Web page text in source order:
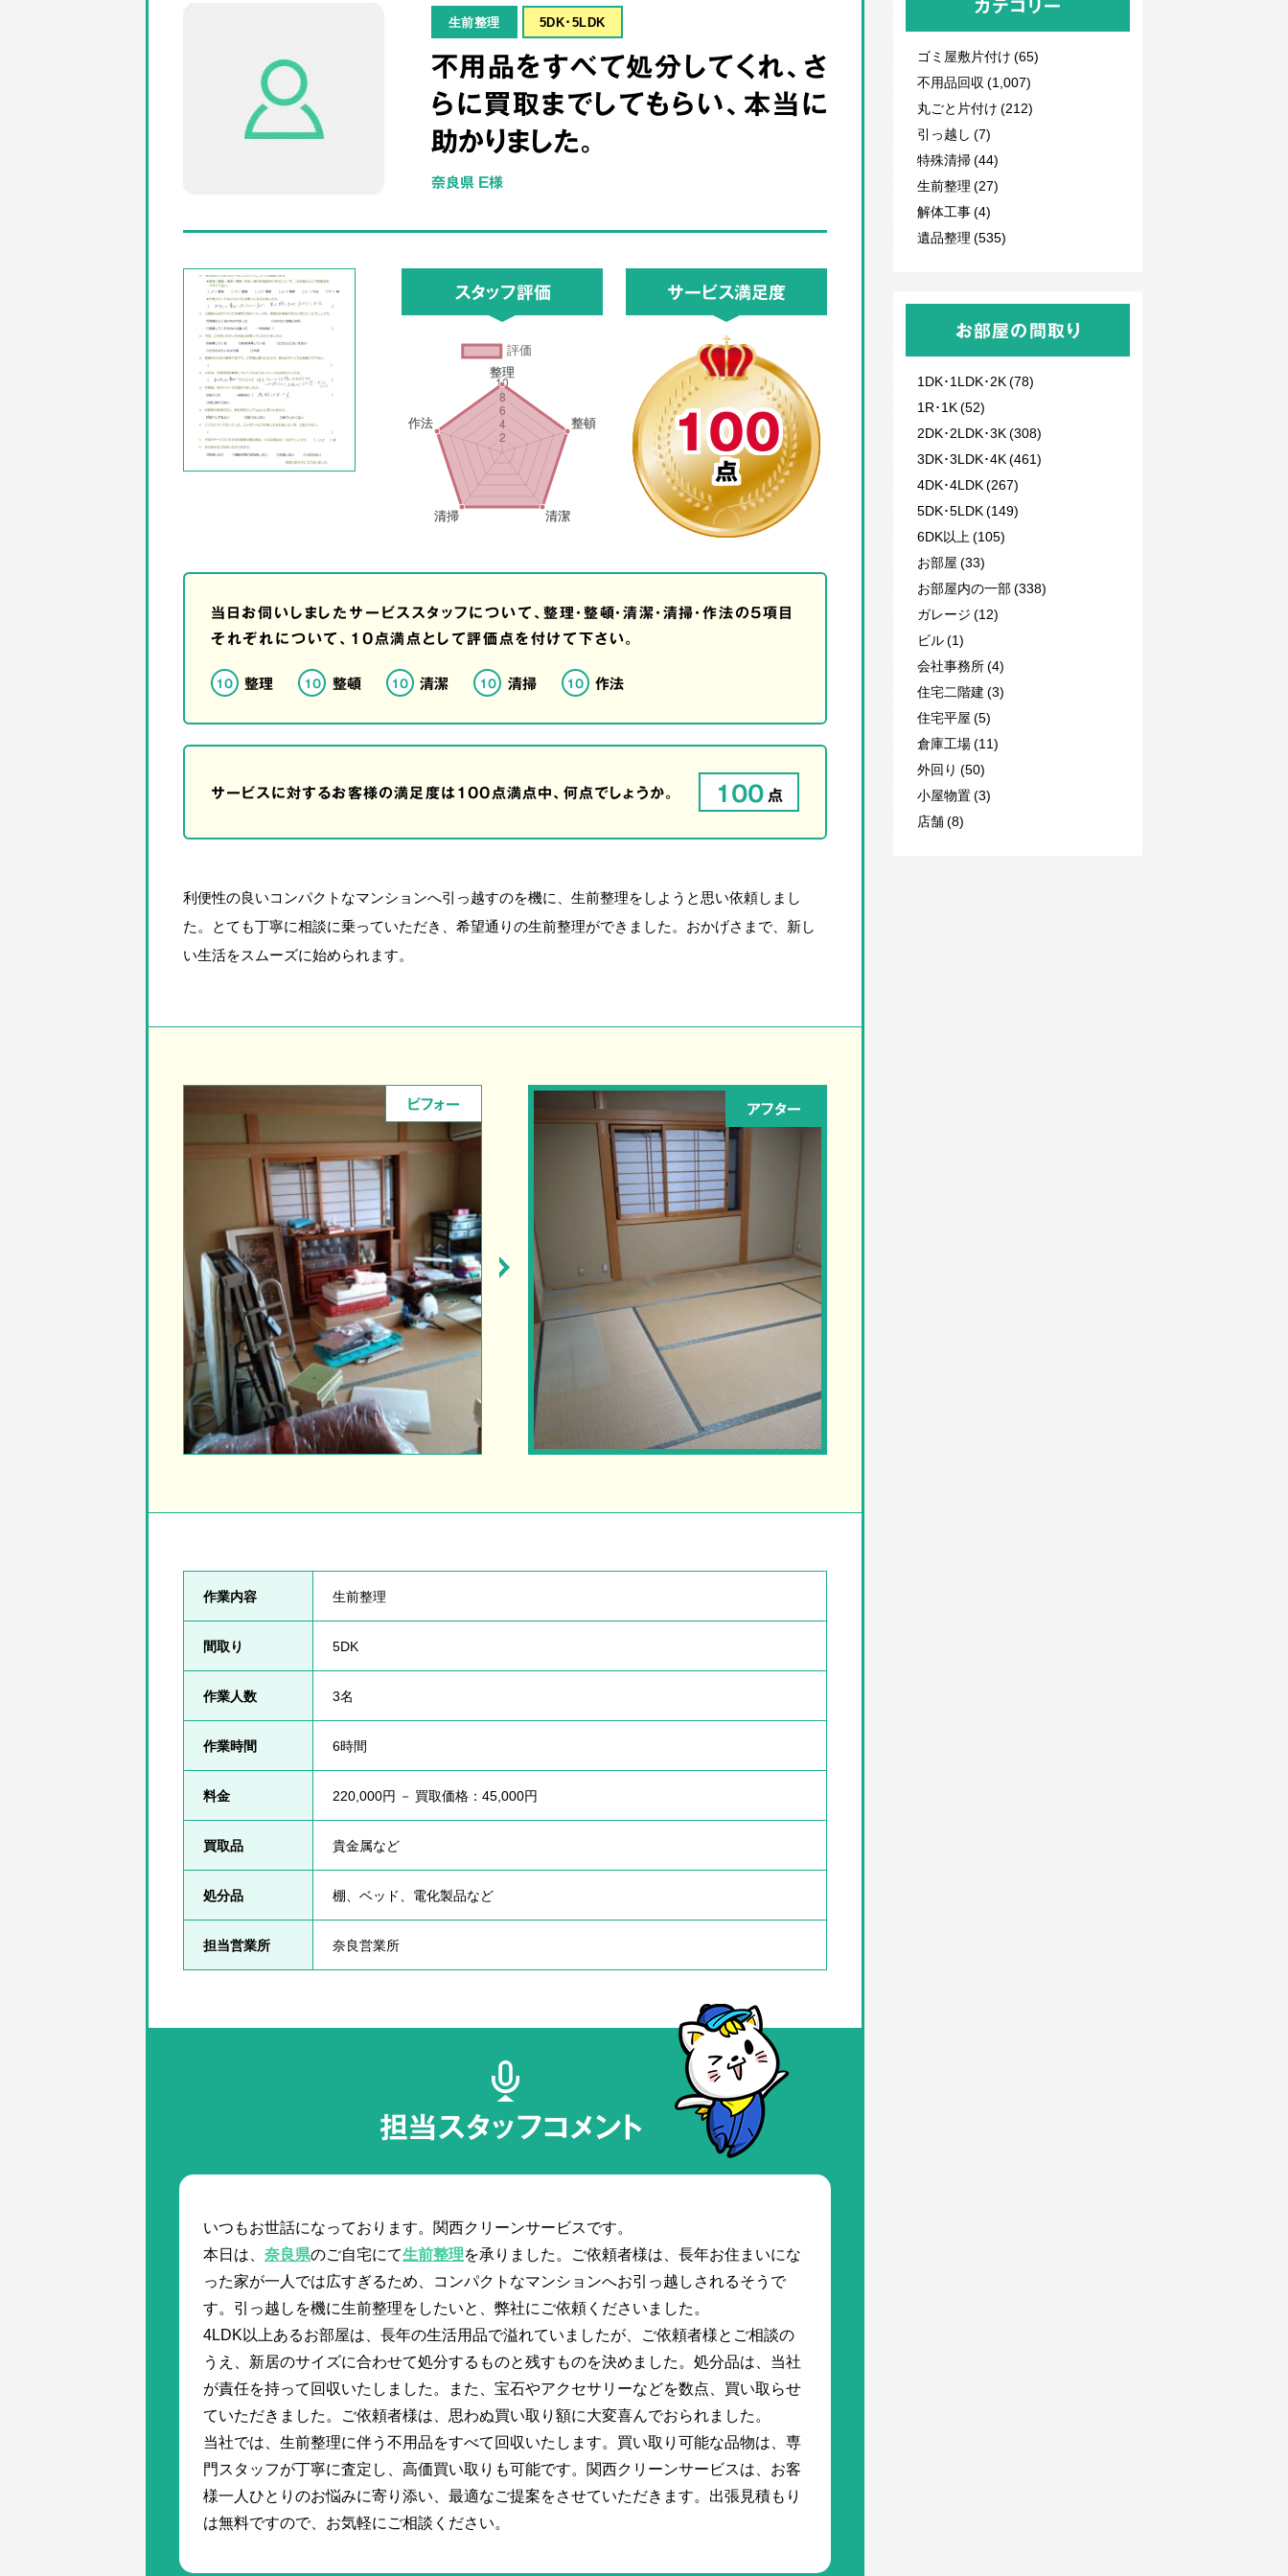
生前整理 5DK･5LDK
不用品をすべて処分してくれ、さ
らに買取までしてもらい、本当に
助かりました。
奈良県 E様
スタッフ評価 サービス満足度
100
点
当日お伺いしましたサービススタッフについて、整理・整頓・清潔・清掃・作法の5項目
それぞれについて、10点満点として評価点を付けて下さい。
10 整理 10 整頓 10 清潔 10 清掃 10 作法
サービスに対するお客様の満足度は100点満点中、何点でしょうか。 100点
利便性の良いコンパクトなマンションへ引っ越すのを機に、生前整理をしようと思い依頼しまし
た。とても丁寧に相談に乗っていただき、希望通りの生前整理ができました。おかげさまで、新し
い生活をスムーズに始められます。
ビフォー アフター
作業内容 生前整理
間取り 5DK
作業人数 3名
作業時間 6時間
料金 220,000円 － 買取価格：45,000円
買取品 貴金属など
処分品 棚、ベッド、電化製品など
担当営業所 奈良営業所
担当スタッフコメント
いつもお世話になっております。関西クリーンサービスです。
本日は、 奈良県のご自宅にて生前整理を承りました。ご依頼者様は、長年お住まいにな
った家が一人では広すぎるため、コンパクトなマンションへお引っ越しされるそうで
す。引っ越しを機に生前整理をしたいと、弊社にご依頼くださいました。
4LDK以上あるお部屋は、長年の生活用品で溢れていましたが、ご依頼者様とご相談の
うえ、新居のサイズに合わせて処分するものと残すものを決めました。処分品は、当社
が責任を持って回収いたしました。また、宝石やアクセサリーなどを数点、買い取らせ
ていただきました。ご依頼者様は、思わぬ買い取り額に大変喜んでおられました。
当社では、生前整理に伴う不用品をすべて回収いたします。買い取り可能な品物は、専
門スタッフが丁寧に査定し、高価買い取りも可能です。関西クリーンサービスは、お客
様一人ひとりのお悩みに寄り添い、最適なご提案をさせていただきます。出張見積もり
は無料ですので、お気軽にご相談ください。
カテゴリー
ゴミ屋敷片付け (65)
不用品回収 (1,007)
丸ごと片付け (212)
引っ越し (7)
特殊清掃 (44)
生前整理 (27)
解体工事 (4)
遺品整理 (535)
お部屋の間取り
1DK･1LDK･2K (78)
1R･1K (52)
2DK･2LDK･3K (308)
3DK･3LDK･4K (461)
4DK･4LDK (267)
5DK･5LDK (149)
6DK以上 (105)
お部屋 (33)
お部屋内の一部 (338)
ガレージ (12)
ビル (1)
会社事務所 (4)
住宅二階建 (3)
住宅平屋 (5)
倉庫工場 (11)
外回り (50)
小屋物置 (3)
店舗 (8)